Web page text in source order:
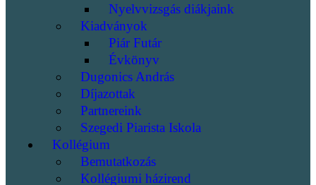
Nyelvvizsgás diákjaink
Kiadványok
Piár Futár
Évkönyv
Dugonics András
Díjazottak
Partnereink
Szegedi Piarista Iskola
Kollégium
Bemutatkozás
Kollégiumi házirend